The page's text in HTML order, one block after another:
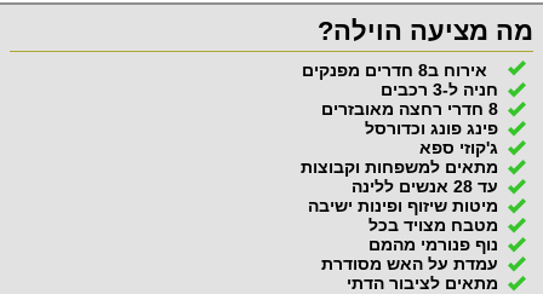
מה מציעה הוילה?
אירוח ב8 חדרים מפנקים
חניה ל-3 רכבים
8 חדרי רחצה מאובזרים
פינג פונג וכדורסל
ג'קוזי ספא
מתאים למשפחות וקבוצות
עד 28 אנשים ללינה
מיטות שיזוף ופינות ישיבה
מטבח מצויד בכל
נוף פנורמי מהמם
עמדת על האש מסודרת
מתאים לציבור הדתי